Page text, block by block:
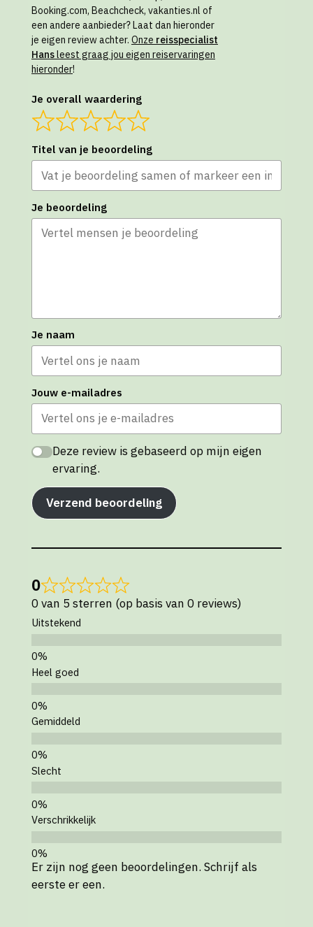
Booking.com, Beachcheck, vakanties.nl of
een andere aanbieder? Laat dan hieronder
je eigen review achter. Onze reisspecialist
Hansleest graag jou eigen reiservaringen
hieronder!
Je overall waardering
Titel van je beoordeling
Je beoordeling
Je naam
Jouw e-mailadres
Deze review is gebaseerd op mijn eigen
ervaring.
Verzend beoordeling
0
0 van 5 sterren (op basis van 0 reviews)
Uitstekend
Heel goed
Gemiddeld
Slecht
Verschrikkelijk
Er zijn nog geen beoordelingen. Schrijf als
eerste er een.